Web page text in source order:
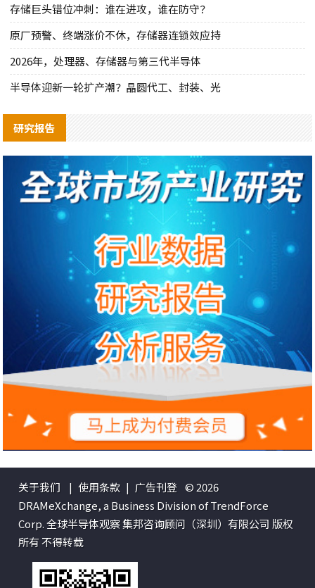
存储巨头错位冲刺：谁在进攻，谁在防守？
原厂预警、终端涨价不休，存储器连锁效应持
2026年，处理器、存储器与第三代半导体
半导体迎新一轮扩产潮？晶圆代工、封装、光
研究报告
关于我们 | 使用条款 | 广告刊登 © 2026
DRAMeXchange, a Business Division of TrendForce
Corp. 全球半导体观察 集邦咨询顾问（深圳）有限公司 版权
所有 不得转载